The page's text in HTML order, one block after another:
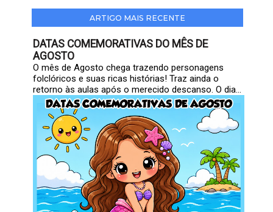
ARTIGO MAIS RECENTE
DATAS COMEMORATIVAS DO MÊS DE
AGOSTO
O mês de Agosto chega trazendo personagens
folclóricos e suas ricas histórias! Traz ainda o
retorno às aulas após o merecido descanso. O dia...